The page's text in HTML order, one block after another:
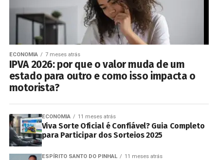
ECONOMIA 7 meses atrás
IPVA 2026: por que o valor muda de um
estado para outro e como isso impacta o
motorista?
ECONOMIA 11 meses atrás
Viva Sorte Oficial é Confiável? Guia Completo
para Participar dos Sorteios 2025
ESPÍRITO SANTO DO PINHAL 11 meses atrás